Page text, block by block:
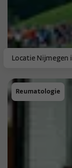
Locatie Nijmegen
Reumatologie